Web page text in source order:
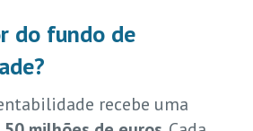
do fundo de
recebe uma